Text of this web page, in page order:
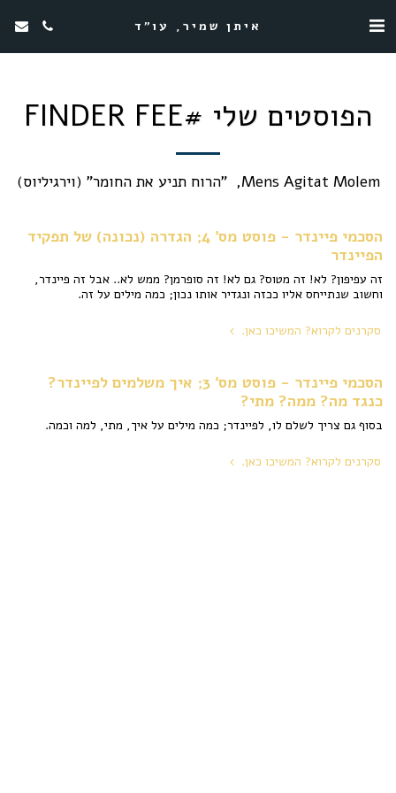
איתן שמיר, עו"ד
הפוסטים שלי #FINDER FEE
Mens Agitat Molem,  "הרוח תניע את החומר" (וירגיליוס)
הסכמי פיינדר - פוסט מס' 4; הגדרה (נכונה) של תפקיד
הפיינדר
זה עפיפון? לא! זה מטוס? גם לא! זה סופרמן? ממש לא.. אבל זה פיינדר,
וחשוב שנתייחס אליו ככזה ונגדיר אותו נכון; כמה מילים על זה.
סקרנים לקרוא? המשיכו כאן.
הסכמי פיינדר - פוסט מס' 3; איך משלמים לפיינדר?
כנגד מה? ממה? מתי?
בסוף גם צריך לשלם לו, לפיינדר; כמה מילים על איך, מתי, למה וכמה.
סקרנים לקרוא? המשיכו כאן.